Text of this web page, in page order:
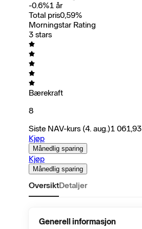
-0.6%1 år
Total pris0,59%
Morningstar Rating
3 stars
Bærekraft
8
Siste NAV-kurs (4. aug.)1 061,93
Kjøp
Månedlig sparing
Kjøp
Månedlig sparing
OversiktDetaljer
Generell informasjon